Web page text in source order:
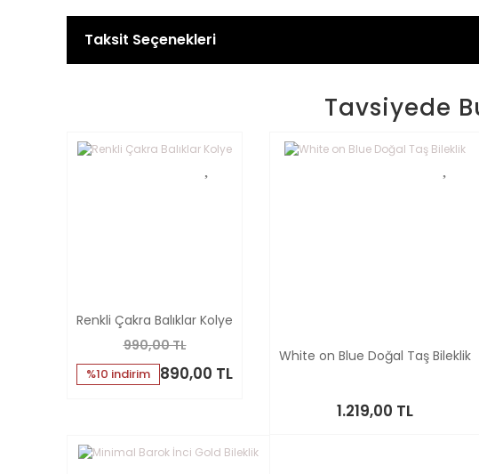
Taksit Seçenekleri
Tavsiyede
Renkli Çakra Balıklar Kolye
990,00 TL
%10 indirim 890,00 TL
White on Blue Doğal Taş Bileklik
1.219,00 TL